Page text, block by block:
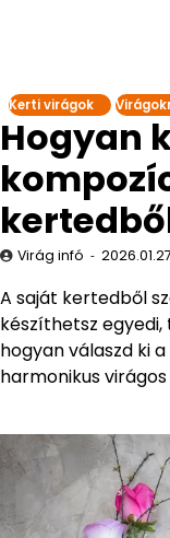
Kerti virágok
Hogyan
Virág infó
A saját kertedből
készíthetsz
hogyan válaszd ki
harmonikus